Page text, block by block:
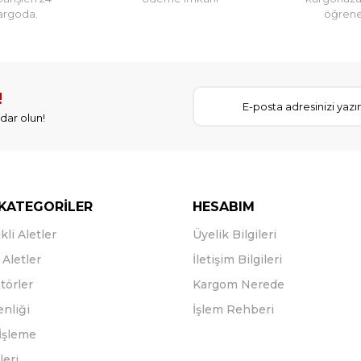
olun!
Aletler
Aletler
HESABIM
Üyelik Bilgileri
İletişim Bilgileri
Kargom Nerede
İşlem Rehberi